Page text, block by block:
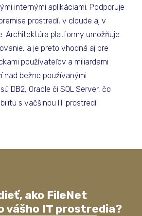
internými aplikáciami. Podporuje
prostredí, v cloude aj v
Architektúra platformy umožňuje
a je preto vhodná aj pre
používateľov a miliardami
nad bežne používanými
DB2, Oracle či SQL Server, čo
s väčšinou IT prostredí.
ako FileNet
vášho IT prostredia?